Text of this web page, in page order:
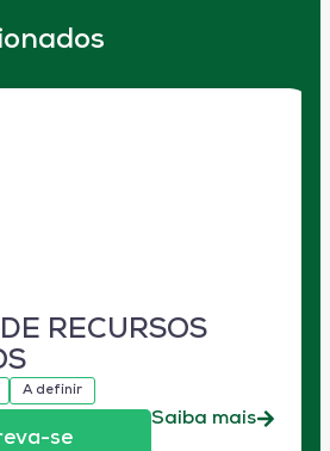
RECURSOS
A definir
se
Saiba mais